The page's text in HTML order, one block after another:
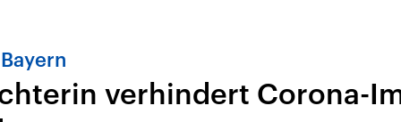
Iran
Faktenchecks
In unseren
verhindert Corona-